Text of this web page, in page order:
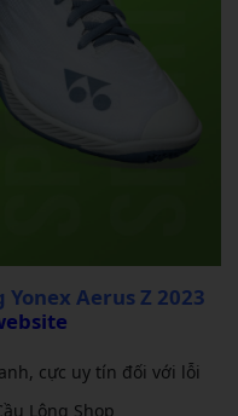
Aerus Z 2023
cực uy tín đối với lỗi
Lông Shop